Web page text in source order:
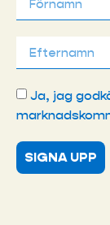
Ja, jag
SIGNA UPP